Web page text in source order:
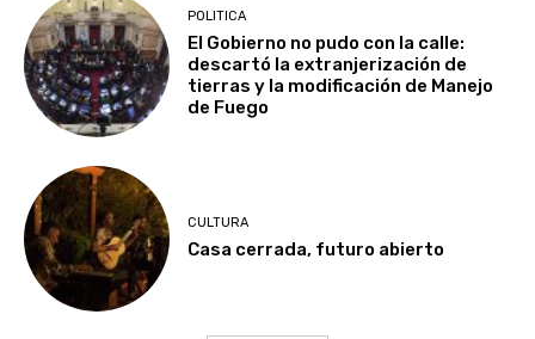
POLITICA
El Gobierno no pudo con la calle:
descartó la extranjerización de
tierras y la modificación de Manejo
de Fuego
CULTURA
Casa cerrada, futuro abierto